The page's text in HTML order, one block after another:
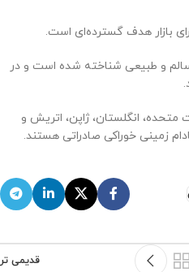
بازار هدف گسترده‌ای است.
و طبیعی شناخته شده است و در
متحده، انگلستان، ژاپن، اتریش و
زمینی خوراکی صادراتی هستند.
قدیمی تر